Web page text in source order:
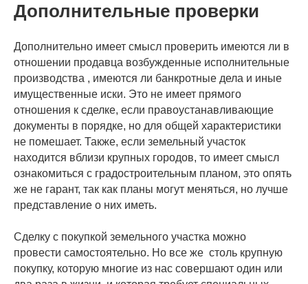
Дополнительные проверки
Дополнительно имеет смысл проверить имеются ли в
отношении продавца возбужденные исполнительные
производства , имеются ли банкротные дела и иные
имущественные иски. Это не имеет прямого
отношения к сделке, если правоустанавливающие
документы в порядке, но для общей характеристики
не помешает. Также, если земельный участок
находится вблизи крупных городов, то имеет смысл
ознакомиться с градостроительным планом, это опять
же не гарант, так как планы могут меняться, но лучше
представление о них иметь.
Сделку с покупкой земельного участка можно
провести самостоятельно. Но все же столь крупную
покупку, которую многие из нас совершают один или